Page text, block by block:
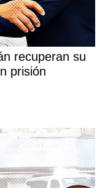
recuperan su
prisión